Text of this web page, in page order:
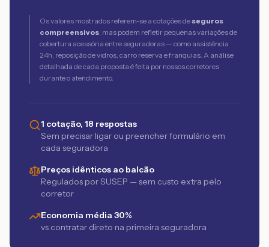
Os valores mostrados referem-se a cotações de seguros
compreensivos, mas podem refletir pequenas variações de
cobertura acessória entre seguradoras — como assistência
24h, reposição de vidros, carro reserva e franquias. A análise
detalhada de cada proposta é feita por nossos corretores
durante o atendimento.
1 cotação, 18 respostas
Sem precisar ligar ou preencher formulário em
cada seguradora
Preços idênticos ao balcão
Regulados por SUSEP — sem custo extra pelo
corretor
Economia média 30%
vs contratar direto na primeira seguradora